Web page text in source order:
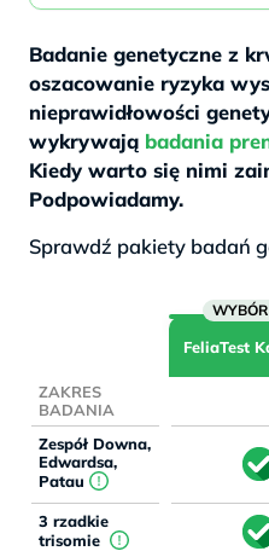
Badanie genetyczne z
oszacowanie ryzyka
nieprawidłowości
wykrywają badania
Kiedy warto się nimi
Podpowiadamy.
Sprawdź pakiety badań
FeliaTest
ZAKRES
BADANIA
Zespół Downa,
Edwardsa,
Patau
3 rzadkie
trisomie